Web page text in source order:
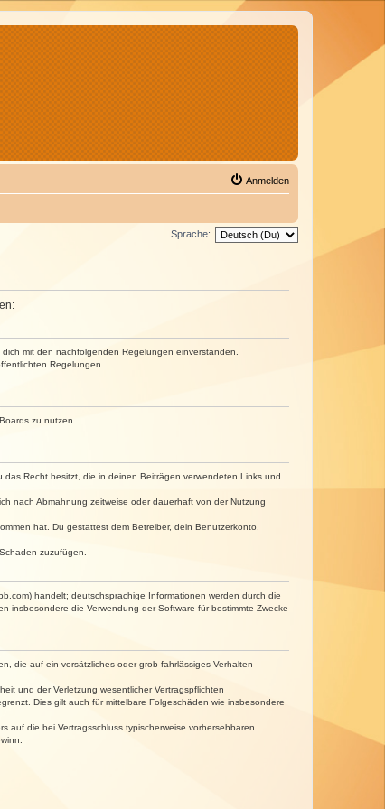
Anmelden
Sprache:
mit den nachfolgenden Regelungen einverstanden.
Regelungen.
zu nutzen.
Recht besitzt, die in deinen Beiträgen verwendeten Links und
nach Abmahnung zeitweise oder dauerhaft von der Nutzung
hat. Du gestattest dem Betreiber, dein Benutzerkonto,
zuzufügen.
handelt; deutschsprachige Informationen werden durch die
insbesondere die Verwendung der Software für bestimmte Zwecke
die auf ein vorsätzliches oder grob fahrlässiges Verhalten
und der Verletzung wesentlicher Vertragspflichten
Dies gilt auch für mittelbare Folgeschäden wie insbesondere
auf die bei Vertragsschluss typischerweise vorhersehbaren